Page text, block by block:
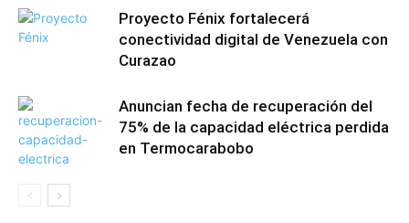
Proyecto Fénix fortalecerá
conectividad digital de Venezuela con
Curazao
Anuncian fecha de recuperación del
75% de la capacidad eléctrica perdida
en Termocarabobo